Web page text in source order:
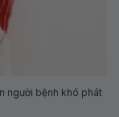
người bệnh khó phát